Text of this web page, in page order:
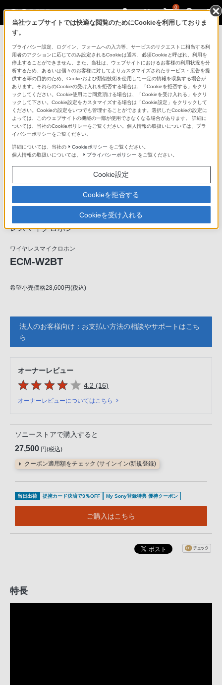
0
デジタル一眼カメラ α（アルファ）
ワイヤレスマイクロホン
ECM-W2BT
デジタルオーディオインターフェースに対応したワイヤ
レスマイクロホン
ワイヤレスマイクロホン
ECM-W2BT
希望小売価格28,600円(税込)
法人のお客様向け：お支払い方法の相談やサポートはこち
ら
オーナーレビュー
5つの星のうち
4.2 (16件のレビュー
)
オーナーレビューについてはこちら
ソニーストアで購入すると
27,500 円(税込)
クーポン適用額をチェック (サインイン/新規登録)
当日出荷 提携カード決済で3％OFF My Sony登録特典 優待クーポン
ご購入はこちら
特長
当社ウェブサイトでは快適な閲覧のためにCookieを利用しておりま
す。
プライバシー設定、ログイン、フォームへの入力等、サービスのリクエストに相当する利
用者のアクションに応じてのみ設定されるCookieは通常、必須Cookieと呼ばれ、利用を
停止することができません。また、当社は、ウェブサイトにおけるお客様の利用状況を分
析するため、あるいは個々のお客様に対してよりカスタマイズされたサービス・広告を提
供する等の目的のため、Cookieおよび類似技術を使用して一定の情報を収集する場合が
あります。それらのCookieの受け入れを拒否する場合は、「Cookieを拒否する」をクリ
ックしてください。Cookie使用にご同意頂ける場合は、「Cookieを受け入れる」をクリ
ックして下さい。Cookie設定をカスタマイズする場合は「Cookie設定」をクリックして
ください。Cookieの設定をいつでも管理することができます。選択したCookieの設定に
よっては、このウェブサイトの機能の一部が使用できなくなる場合があります。 詳細に
ついては、当社のCookieポリシーをご覧ください。個人情報の取扱いについては、プラ
イバシーポリシーをご覧ください。
詳細については、当社の Cookieポリシー をご覧ください。
個人情報の取扱いについては、
プライバシーポリシー をご覧ください。
Cookie設定
Cookieを拒否する
Cookieを受け入れる